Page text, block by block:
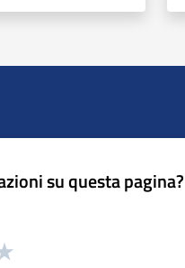
su questa pagina?